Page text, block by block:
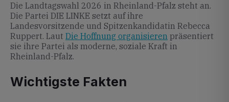
Die Landtagswahl 2026 in Rheinland-Pfalz steht an.
Die Partei DIE LINKE setzt auf ihre
Landesvorsitzende und Spitzenkandidatin Rebecca
Ruppert. Laut Die Hoffnung organisieren präsentiert
sie ihre Partei als moderne, soziale Kraft in
Rheinland-Pfalz.
Wichtigste Fakten